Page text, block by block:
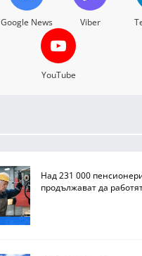
Google News Viber
YouTube
Над 231 000
продължават да